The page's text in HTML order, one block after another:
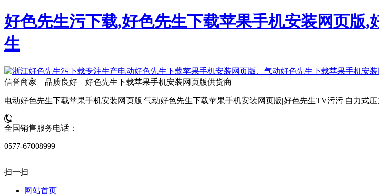
好色先生污下载,好色先生下载苹果手机安装网页版
生
信誉商家 品质良好 好色先生下载苹果手机安装网页版供货商
电动好色先生下载苹果手机安装网页版|气动好色先生下载苹果手机安装网页版|好色先生TV污污|自力式
全国销售服务电话：
0577-67008999
扫一扫
网站首页